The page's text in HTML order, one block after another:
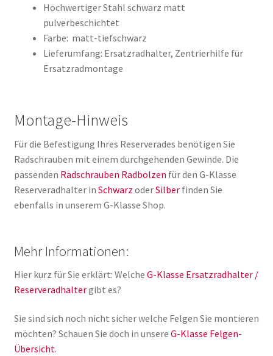
Hochwertiger Stahl schwarz matt
pulverbeschichtet
Farbe: matt-tiefschwarz
Lieferumfang: Ersatzradhalter, Zentrierhilfe für
Ersatzradmontage
Montage-Hinweis
Für die Befestigung Ihres Reserverades benötigen Sie
Radschrauben mit einem durchgehenden Gewinde. Die
passenden Radschrauben Radbolzen für den G-Klasse
Reserveradhalter in Schwarz oderSilberfinden Sie
ebenfalls in unserem G-Klasse Shop.
Mehr Informationen:
Hier kurz für Sie erklärt: Welche G-Klasse Ersatzradhalter /
Reserveradhaltergibt es?
Sie sind sich noch nicht sicher welche Felgen Sie montieren
möchten? Schauen Sie doch in unsere G-Klasse Felgen-
Übersicht.